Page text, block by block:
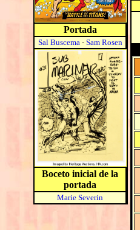
Portada
Sal Buscema- Sam Rosen
Boceto inicial de la
portada
Marie Severin